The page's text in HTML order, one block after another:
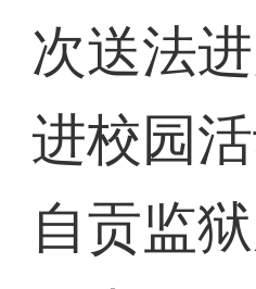
次送法进
进校园
自贡监